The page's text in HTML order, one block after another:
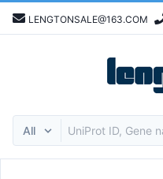
LENGTONSALE@163.COM